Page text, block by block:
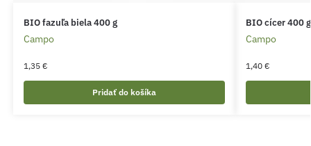
BIO fazuľa biela 400 g
Campo
1,35 €
Pridať do košíka
BIO cícer 400 g
Campo
1,40 €